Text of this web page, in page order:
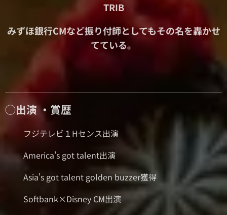
TRIB
みずほ銀行CMなど振り付師としてもその名を轟かせ
てている。
◯出演 ・賞歴
⚫︎フジテレビ１Hセンス出演
⚫︎America's got talent出演
⚫︎Asia's got talent golden buzzer獲得
⚫︎Softbank×Disney CM出演